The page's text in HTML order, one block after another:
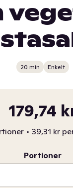
20 min Enkelt
179,74
• 39,31 kr
Portioner